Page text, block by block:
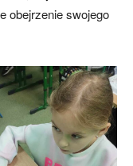
obejrzenie swojego